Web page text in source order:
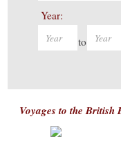
Year:
to
Voyages to the